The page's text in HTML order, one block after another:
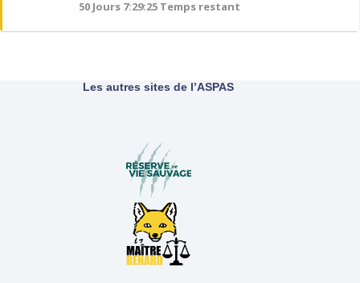
50 Jours 7:29:25 Temps restant
Les autres sites de l’ASPAS